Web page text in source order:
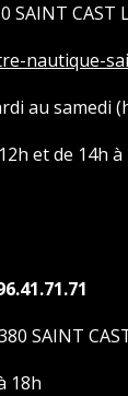
SAINT CAST
nautique-
au samedi
et de 14h à
SAINT
18h